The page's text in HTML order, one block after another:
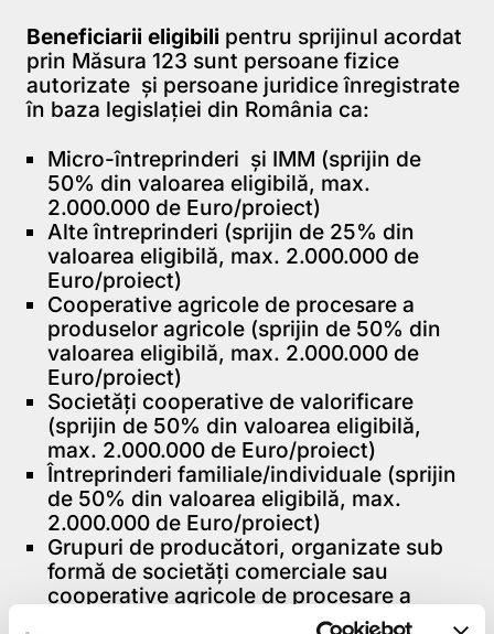
Beneficiarii eligibili pentru sprijinul acordat
prin Măsura 123 sunt persoane fizice
autorizate şi persoane juridice înregistrate
în baza legislaţiei din România ca:
Micro-întreprinderi şi IMM (sprijin de
50% din valoarea eligibilă, max.
2.000.000 de Euro/proiect)
Alte întreprinderi (sprijin de 25% din
valoarea eligibilă, max. 2.000.000 de
Euro/proiect)
Cooperative agricole de procesare a
produselor agricole (sprijin de 50% din
valoarea eligibilă, max. 2.000.000 de
Euro/proiect)
Societăţi cooperative de valorificare
(sprijin de 50% din valoarea eligibilă,
max. 2.000.000 de Euro/proiect)
Întreprinderi familiale/individuale (sprijin
de 50% din valoarea eligibilă, max.
2.000.000 de Euro/proiect)
Grupuri de producători, organizate sub
formă de societăți comerciale sau
cooperative agricole de procesare a
produselor agricole (sprijin de 50% din